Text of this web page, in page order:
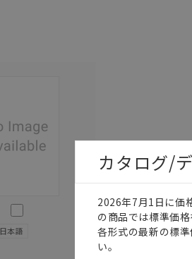
このカタログを選択
日本語
カタログ/
2026年7月1日に価
の商品では標準価
各形式の最新の標
い。